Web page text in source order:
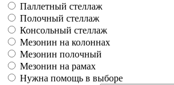
Паллетный стеллаж
Полочный стеллаж
Консольный стеллаж
Мезонин на колоннах
Мезонин полочный
Мезонин на рамах
Нужна помощь в выборе